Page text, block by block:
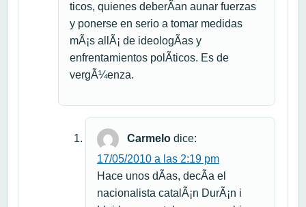
ticos, quienes deberÃ­an aunar fuerzas
y ponerse en serio a tomar medidas
mÃ¡s allÃ¡ de ideologÃ­as y
enfrentamientos polÃ­ticos. Es de
vergÃ¼enza.
Carmelo dice:
17/05/2010 a las 2:19 pm
Hace unos dÃ­as, decÃ­a el
nacionalista catalÃ¡n DurÃ¡n i